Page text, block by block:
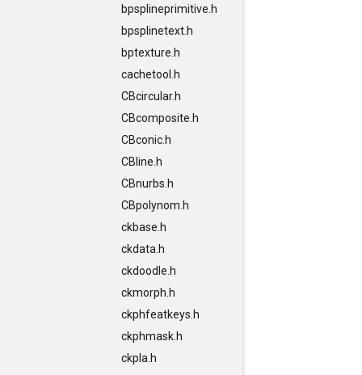
bpsplineprimitive.h
bpsplinetext.h
bptexture.h
cachetool.h
CBcircular.h
CBcomposite.h
CBconic.h
CBline.h
CBnurbs.h
CBpolynom.h
ckbase.h
ckdata.h
ckdoodle.h
ckmorph.h
ckphfeatkeys.h
ckphmask.h
ckpla.h